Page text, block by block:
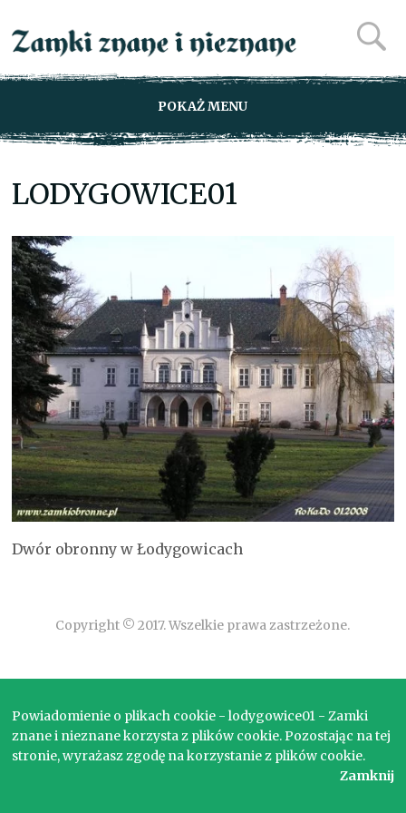
POKAŻ MENU
LODYGOWICE01
Dwór obronny w Łodygowicach
Copyright © 2017. Wszelkie prawa zastrzeżone.
Powiadomienie o plikach cookie - lodygowice01 - Zamki
znane i nieznane korzysta z plików cookie. Pozostając na tej
stronie, wyrażasz zgodę na korzystanie z plików cookie.
Zamknij